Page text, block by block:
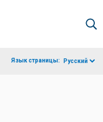
Язык страницы: Русский